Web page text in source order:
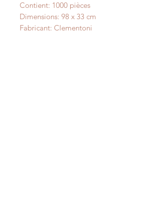
Contient: 1000 pièces
Dimensions: 98 x 33 cm
Fabricant: Clementoni